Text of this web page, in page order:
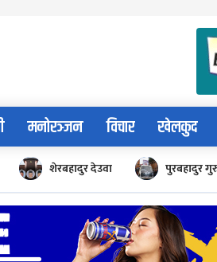
मनोरञ्जन विचार खेलकुद
शेरबहादुर देउवा पुरबहादुर